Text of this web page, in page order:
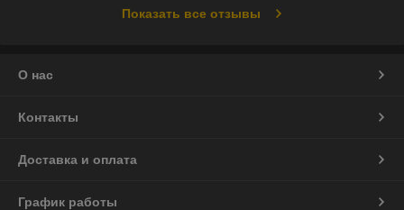
Показать все отзывы
О нас
Контакты
Доставка и оплата
График работы